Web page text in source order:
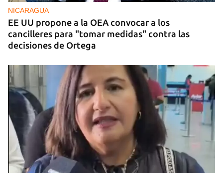
NICARAGUA
EE UU propone a la OEA convocar a los
cancilleres para "tomar medidas" contra las
decisiones de Ortega